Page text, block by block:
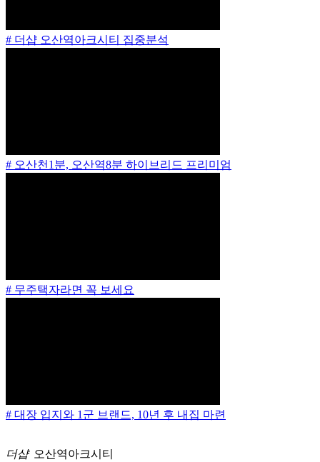
# 더샵 오산역아크시티 집중분석
# 오산천1분, 오산역8분 하이브리드 프리미엄
# 무주택자라면 꼭 보세요
# 대장 입지와 1군 브랜드, 10년 후 내집 마련
더샵 오산역아크시티